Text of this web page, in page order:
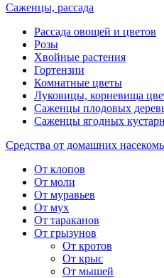
Саженцы, рассада
Рассада овощей и цветов
Розы
Хвойные растения
Гортензии
Комнатные цветы
Луковицы, корневища
Саженцы плодовых
Саженцы ягодных
Средства от домашних
От клопов
От моли
От муравьев
От мух
От тараканов
От грызунов
От кротов
От крыс
От мышей